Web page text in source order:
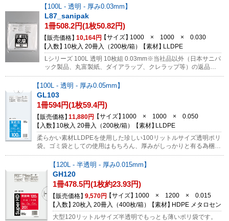
製紙、ダイアラップ、クレラップ等）の返品は受けられませ
ん。ご購入前に必ず商品のお間違いがないかご確認をお願いし
ます。
100L - 透明 - 厚み0.03mm
L87_sanipak
1冊508.2円(1枚50.82円)
販売価格 10,164円 サイズ
1000 × 1000 × 0.030
入数
10枚入 20冊入（200枚/箱） 素材
LLDPE
Lシリーズ 100L 透明 10枚組 0.03mm※当社品以外（日本サニパ
ック製品、丸富製紙、ダイアラップ、クレラップ等）の返品は
受けられません。ご購入前に必ず商品のお間違いがないかご確
認をお願いします。
100L - 透明 - 厚み0.05mm
GL103
1冊594円(1枚59.4円)
販売価格 11,880円 サイズ
1000 × 1000 × 0.050
入数
10枚入 20冊入（200枚/箱） 素材
LLDPE
柔らかい素材LLDPEを使用した珍しい100リットルサイズ透明ポリ
袋。ゴミ袋としての使用はもちろん、厚みがしっかりと有る為梱包
用のポリ袋としても使われています。
120L - 半透明 - 厚み0.015mm
GH120
1冊478.5円(1枚約23.93円)
販売価格 9,570円 サイズ
1000 × 1200 × 0.015
入数
20枚入 20冊入（400枚/箱） 素材
HDPE メタロセン
大型120リットルサイズ半透明でもっとも薄いポリ袋です。